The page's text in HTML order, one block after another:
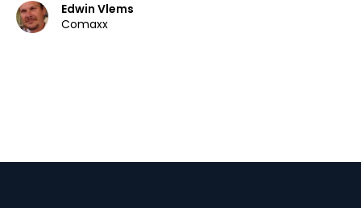
Edwin Vlems
Comaxx